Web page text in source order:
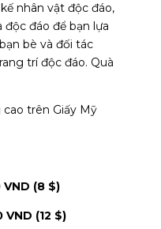
nhân vật độc đáo,
đáo để bạn lựa
bè và đối tác
trí độc đáo. Quà
cao trên Giấy Mỹ
VND (8 $)
(12 $)